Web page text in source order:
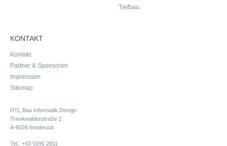
Tiefbau
KONTAKT
Kontakt
Partner & Sponsoren
Impressum
Sitemap
HTL Bau Informatik Design
Trenkwalderstraße 2
A-6026 Innsbruck
Tel.: +43 5090 2811